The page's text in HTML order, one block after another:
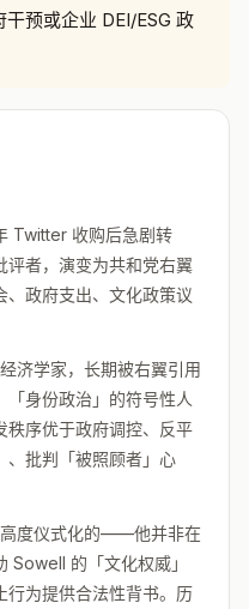
预或企业 DEI/ESG 政
Twitter 收购后急剧转
评者，演变为共和党右翼
、政府支出、文化政策议
济学家，长期被右翼引用
「身份政治」的符号性人
秩序优于政府调控、反平
、批判「被照顾者」心
度仪式化的——他并非在
Sowell 的「文化权威」
行为提供合法性背书。历